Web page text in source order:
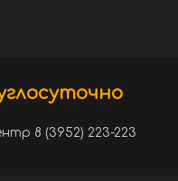
8 (3952) 223-223